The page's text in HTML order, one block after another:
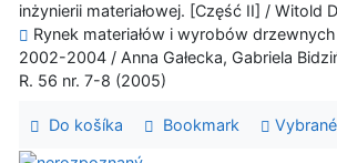
inżynierii materiałowej. [Część II] / Witold
Rynek materiałów i wyrobów
2002-2004 / Anna Gałecka, Gabriela
R. 56 nr. 7-8 (2005)
Do košíka Bookmark